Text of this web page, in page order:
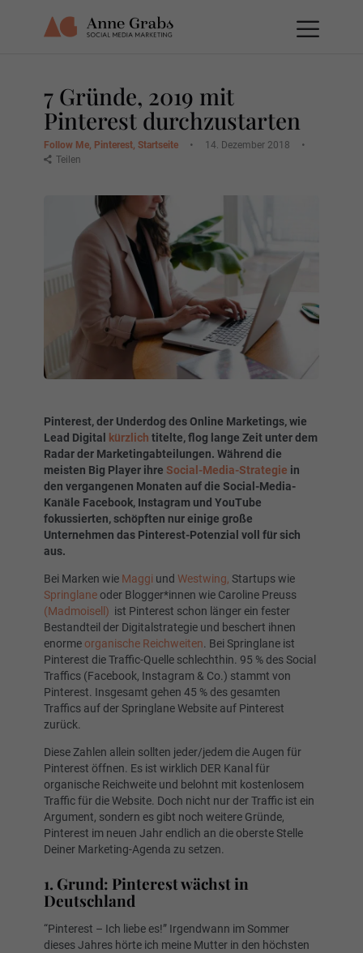
7 Gründe, 2019 mit
Pinterest durchzustarten
Follow Me, Pinterest, Startseite
14. Dezember 2018
Teilen
Pinterest, der Underdog des Online Marketings, wie
Lead Digital
kürzlich titelte, flog lange Zeit unter dem
Radar der Marketingabteilungen. Während die
meisten Big Player ihre Social-Media-Strategie in
den vergangenen Monaten auf die Social-Media-
Kanäle Facebook, Instagram und YouTube
fokussierten, schöpften nur einige große
Unternehmen das Pinterest-Potenzial voll für sich
aus.
Bei Marken wie Maggi und Westwing, Startups wie
Springlaneoder Blogger*innen wie Caroline Preuss
(Madmoisell) ist Pinterest schon länger ein fester
Bestandteil der Digitalstrategie und beschert ihnen
enorme organische Reichweiten. Bei Springlane ist
Pinterest die Traffic-Quelle schlechthin. 95 % des Social
Traffics (Facebook, Instagram & Co.) stammt von
Pinterest. Insgesamt gehen 45 % des gesamten
Traffics auf der Springlane Website auf Pinterest
zurück.
Diese Zahlen allein sollten jeder/jedem die Augen für
Pinterest öffnen. Es ist wirklich DER Kanal für
organische Reichweite und belohnt mit kostenlosem
Traffic für die Website. Doch nicht nur der Traffic ist ein
Argument, sondern es gibt noch weitere Gründe,
Pinterest im neuen Jahr endlich an die oberste Stelle
Deiner Marketing-Agenda zu setzen.
1. Grund: Pinterest wächst in
Deutschland
“Pinterest – Ich liebe es!” Irgendwann im Sommer
dieses Jahres hörte ich meine Mutter in den höchsten